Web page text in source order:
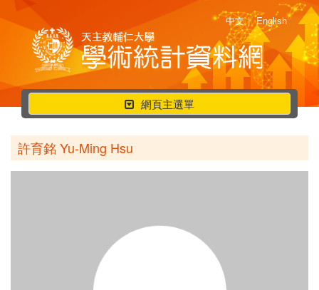
中文 | English
行
動
選
單
網頁主選單
許育銘 Yu-Ming Hsu